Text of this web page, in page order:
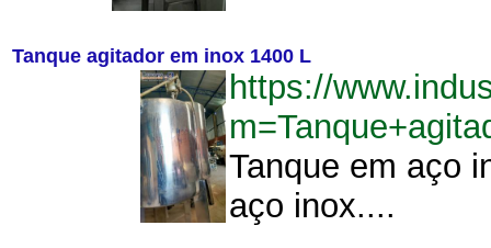
Tanque agitador em inox 1400 L
https://
Tanque em aço
aço inox....